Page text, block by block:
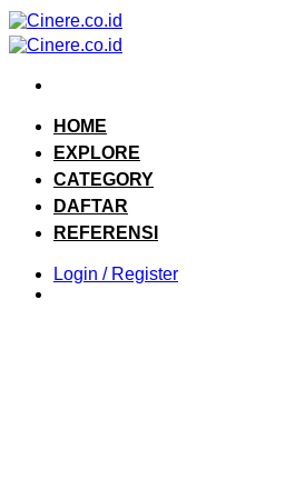
Skip
to
content
HOME
EXPLORE
CATEGORY
DAFTAR
REFERENSI
Login / Register